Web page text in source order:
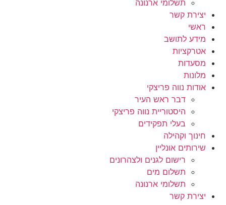
תשלומי ארנונה
יצירת קשר
ראשי
מידע לתושב
אטרקציות
מסעדות
מלונות
אודות נווה פריצקי
דבר ראש העיר
היסטוריית נווה פריצקי
בעלי תפקידים
חינוך וקהילה
שירותים אונליין
רישום לגנים ולצהרונים
תשלום מים
תשלומי ארנונה
יצירת קשר